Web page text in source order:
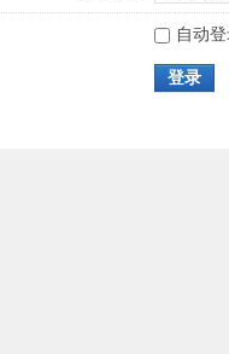
自动
登录